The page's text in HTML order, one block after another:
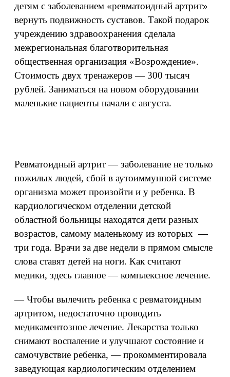
детям с заболеванием «ревматоидный артрит»
вернуть подвижность суставов. Такой подарок
учреждению здравоохранения сделала
межрегиональная благотворительная
общественная организация «Возрождение».
Стоимость двух тренажеров — 300 тысяч
рублей. Заниматься на новом оборудовании
маленькие пациенты начали с августа.
Ревматоидный артрит — заболевание не только
пожилых людей, сбой в аутоиммунной системе
организма может произойти и у ребенка. В
кардиологическом отделении детской
областной больницы находятся дети разных
возрастов, самому маленькому из которых —
три года. Врачи за две недели в прямом смысле
слова ставят детей на ноги. Как считают
медики, здесь главное — комплексное лечение.
— Чтобы вылечить ребенка с ревматоидным
артритом, недостаточно проводить
медикаментозное лечение. Лекарства только
снимают воспаление и улучшают состояние и
самочувствие ребенка, — прокомментировала
заведующая кардиологическим отделением